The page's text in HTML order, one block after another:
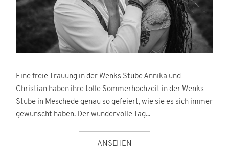
Eine freie Trauung in der Wenks Stube Annika und
Christian haben ihre tolle Sommerhochzeit in der Wenks
Stube in Meschede genau so gefeiert, wie sie es sich immer
gewünscht haben. Der wundervolle Tag...
ANSEHEN